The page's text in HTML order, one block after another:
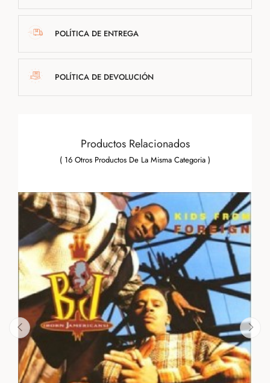
POLÍTICA DE ENTREGA
POLÍTICA DE DEVOLUCIÓN
Productos Relacionados
( 16 Otros Productos De La Misma Categoria )